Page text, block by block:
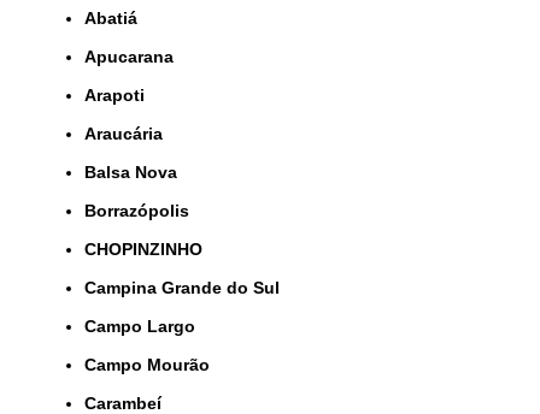
Abatiá
Apucarana
Arapoti
Araucária
Balsa Nova
Borrazópolis
CHOPINZINHO
Campina Grande do Sul
Campo Largo
Campo Mourão
Carambeí